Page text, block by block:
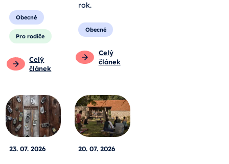
Obecné
Pro rodiče
Celý
článek
rok.
Obecné
Celý
článek
23. 07. 2026 20. 07. 2026